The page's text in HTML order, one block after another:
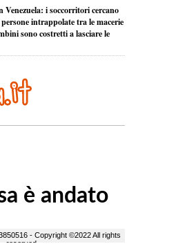
Venezuela: i soccorritori cercano
intrappolate tra le macerie
sono costretti a lasciare le